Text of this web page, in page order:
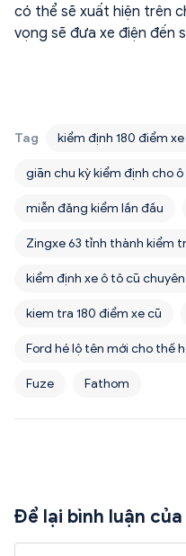
có thể sẽ xuất hiện trên
vọng sẽ đưa xe điện đến
Tag kiểm định 180 điểm
giãn chu kỳ kiểm định cho
miễn đăng kiểm lần đầu
Zingxe 63 tỉnh thành kiểm
kiểm định xe ô tô cũ
kiem tra 180 điểm xe cũ
Ford hé lộ tên mới cho thế
Fuze Fathom
Để lại bình luận của